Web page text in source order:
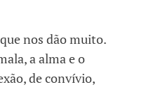
nos dão muito.
a alma e o
de convívio,